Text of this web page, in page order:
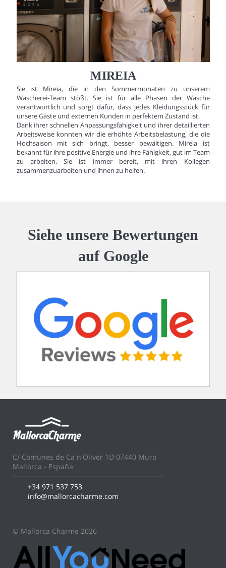
MIREIA
Sie ist Mireia, die in den Sommermonaten zu unserem
Wäscherei-Team stößt. Sie ist für alle Phasen der Wäsche
verantwortlich und sorgt dafür, dass jedes Kleidungsstück für
unsere Gäste und externen Kunden in perfektem Zustand ist.
Dank ihrer schnellen Anpassungsfähigkeit und ihrer detaillierten
Arbeitsweise konnten wir die erhöhte Arbeitsbelastung, die die
Hochsaison mit sich bringt, besser bewältigen. Mireia ist
bekannt für ihre positive Energie und ihre Fähigkeit, gut im Team
zu arbeiten. Sie ist immer bereit, mit ihren Kollegen
zusammenzuarbeiten und ihnen zu helfen.
Siehe unsere Bewertungen
auf Google
C/ Comunes de Ca n'Oliver 1D 07440 Muro
Mallorca - España
+34 971 537 753
info@mallorcacharme.com
© Mallorca Charme 2026